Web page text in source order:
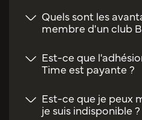
Quels sont les
membre d'un club
Est-ce que
Time est payante ?
Est-ce que je peux
je suis indisponible ?